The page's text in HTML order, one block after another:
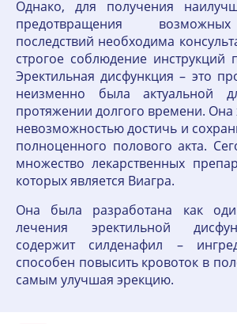
Однако, для получения
предотвращения
последствий необходима
строгое соблюдение
Эректильная дисфункция – это
неизменно была актуальной
протяжении долгого времени. Она
невозможностью достичь и
полноценного полового акта.
множество лекарственных
которых является Виагра.
Она была разработана как
лечения эректильной
содержит силденафил –
способен повысить кровоток в
самым улучшая эрекцию.